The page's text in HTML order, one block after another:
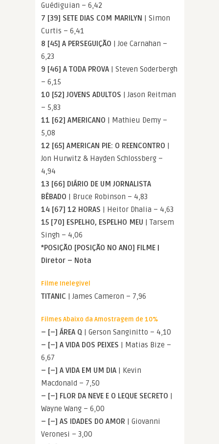
Guédiguian – 6,42
7 [39] SETE DIAS COM MARILYN | Simon
Curtis – 6,41
8 [45] A PERSEGUIÇÃO | Joe Carnahan –
6,23
9 [46] A TODA PROVA | Steven Soderbergh
– 6,15
10 [52] JOVENS ADULTOS | Jason Reitman
– 5,83
11 [62] AMERICANO | Mathieu Demy –
5,08
12 [65] AMERICAN PIE: O REENCONTRO |
Jon Hurwitz & Hayden Schlossberg –
4,94
13 [66] DIÁRIO DE UM JORNALISTA
BÊBADO | Bruce Robinson – 4,83
14 [67] 12 HORAS | Heitor Dhalia – 4,63
15 [70] ESPELHO, ESPELHO MEU | Tarsem
Singh – 4,06
*POSIÇÃO [POSIÇÃO NO ANO] FILME |
Diretor – Nota
Filme Inelegivel
TITANIC | James Cameron – 7,96
Filmes Abaixo da Amostragem de 10%
– [–] ÁREA Q | Gerson Sanginitto – 4,10
– [–] A VIDA DOS PEIXES | Matias Bize –
6,67
– [–] A VIDA EM UM DIA | Kevin
Macdonald – 7,50
– [–] FLOR DA NEVE E O LEQUE SECRETO |
Wayne Wang – 6,00
– [–] AS IDADES DO AMOR | Giovanni
Veronesi – 3,00